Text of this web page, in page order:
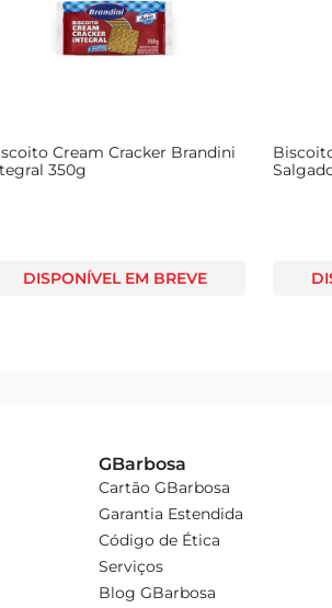
é uma escolha consciente, pois
como um lanche que não
do Biscuit Avoador da Chapada
Cream Cracker Brandini
350g
DISPONÍVEL EM BREVE
GBarbosa
Cartão GBarbosa
Garantia Estendida
Código de Ética
Serviços
Blog GBarbosa